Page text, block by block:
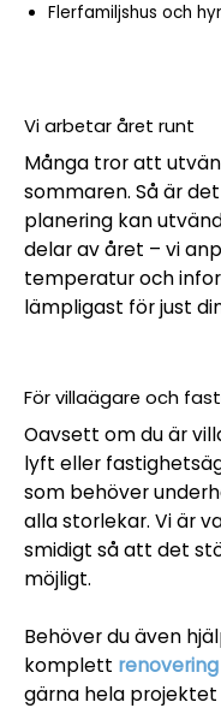
Flerfamiljshus och
Vi arbetar året runt
Många tror att
sommaren. Så är
planering kan
delar av året – vi
temperatur och
lämpligast för just
För villaägare och
Oavsett om du är
lyft eller
som behöver
alla storlekar. Vi är
smidigt så att det
möjligt.
Behöver du även
komplett
gärna hela